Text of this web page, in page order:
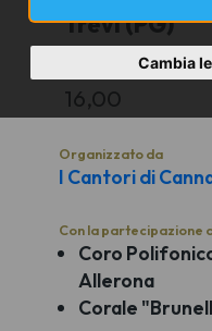
Cambia
Trevi (PG)
CHIESA DI SAN
16,00
Organizzato da
I Cantori di
Con la partecipazione
Coro
Allerona
Corale